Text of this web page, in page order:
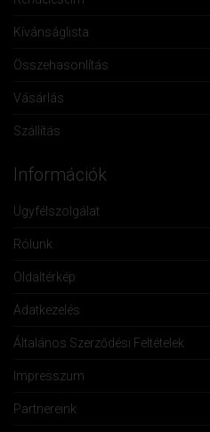
Kívánságlista
Összehasonlítás
Vásárlás
Szállítás
Információk
Ügyfélszolgálat
Rólunk
Oldaltérkép
Adatkezelés
Általános Szerződési Feltételek
Impresszum
Partnereink